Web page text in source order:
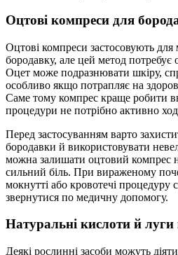
Оцтові компреси для
Оцтові компреси застосовують для
бородавку, але цей метод потребує
Оцет може подразнювати шкіру,
особливо якщо потрапляє на
Саме тому компрес краще робити
процедури не потрібно активно
Перед застосуванням варто
бородавки й використовувати
можна залишати оцтовий компрес
сильний біль. При вираженому
мокнутті або кровотечі процедуру
звернутися по медичну допомогу.
Натуральні кислоти й луги
Деякі рослинні засоби можуть